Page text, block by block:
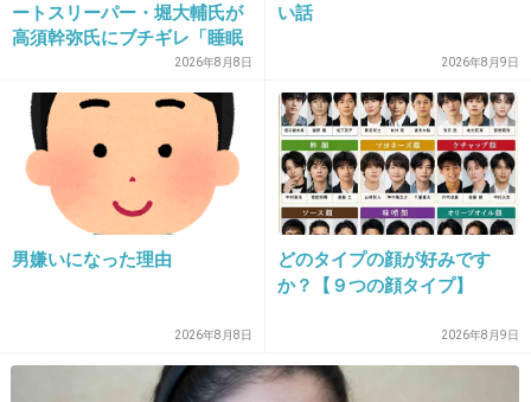
なにもかもがおかしい…
前田敦子の主演女優賞といい…
+71 -3
HKT売るための手法
+22 -2
ートスリーパー・堀大輔氏が
高須幹弥氏にブチギレ「睡眠
不足の人＝キレやすい」SNS
で物議
2026年8月8日
い話
2026年8月9日
男嫌いになった理由
2026年8月8日
どのタイプの顔が好みです
か？【９つの顔タイプ】
2026年8月9日